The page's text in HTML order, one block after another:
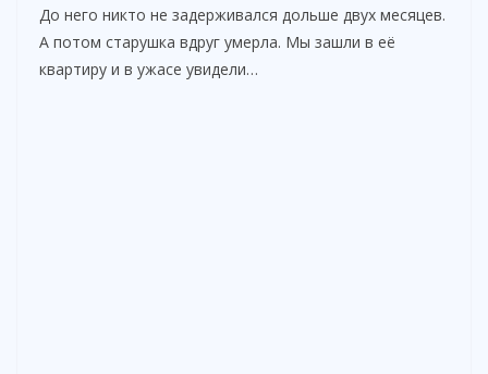
До него никто не задерживался дольше двух месяцев.
А потом старушка вдруг умерла. Мы зашли в её
квартиру и в ужасе увидели…